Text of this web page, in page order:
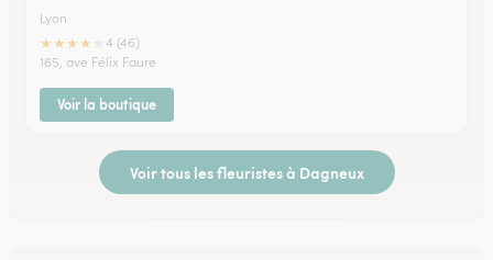
Lyon
★★★★
4 (46)
165, ave Félix Faure
Voir la boutique
Voir tous les fleuristes à Dagneux